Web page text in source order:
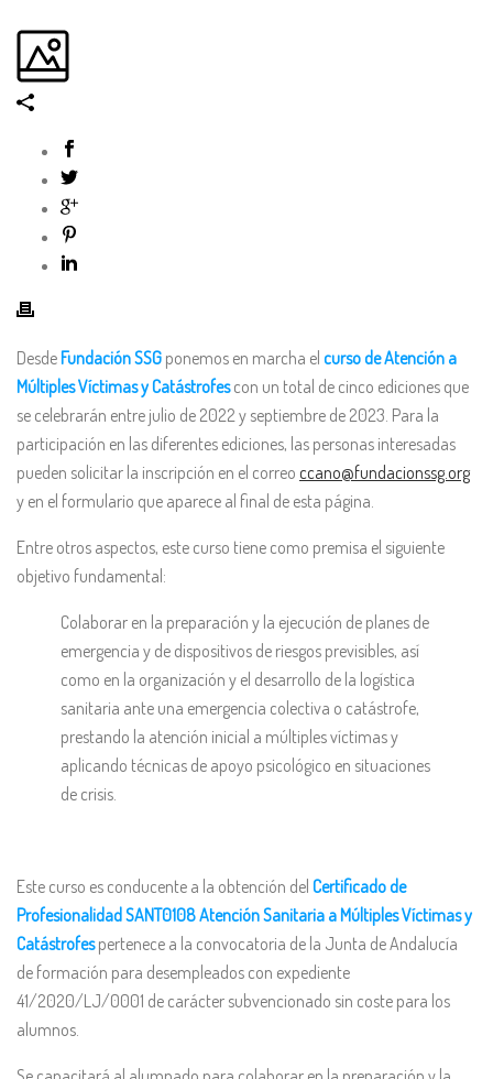
DesdeFundación SSG ponemos en marcha el curso de Atención a
Múltiples Víctimas y Catástrofescon un total de cinco ediciones que
se celebrarán entre julio de 2022 y septiembre de 2023. Para la
participación en las diferentes ediciones, las personas interesadas
pueden solicitar la inscripción en el correo ccano@fundacionssg.org
y en el formulario que aparece al final de esta página.
Entre otros aspectos, este curso tiene como premisa el siguiente
objetivo fundamental:
Colaborar en la preparación y la ejecución de planes de
emergencia y de dispositivos de riesgos previsibles, así
como en la organización y el desarrollo de la logística
sanitaria ante una emergencia colectiva o catástrofe,
prestando la atención inicial a múltiples víctimas y
aplicando técnicas de apoyo psicológico en situaciones
de crisis.
Este curso es conducente a la obtención del Certificado de
Profesionalidad SANT0108 Atención Sanitaria a Múltiples Víctimas y
Catástrofespertenece a la convocatoria de la Junta de Andalucía
de formación para desempleados con expediente
41/2020/LJ/0001 de carácter subvencionado sin coste para los
alumnos.